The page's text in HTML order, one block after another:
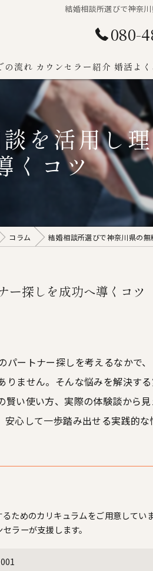
結婚相談所選びで神奈
080-
の流れ カウンセラー紹介 婚活よ
を活用し
くコツ
コラム 結婚相談所選びで神奈川県の
ー探しを成功へ導くコツ
ートナー探しを考えるなかで
ません。そんな悩みを解決す
い使い方、実際の体験談から
心して一歩踏み出せる実践的な
ためのカリキュラムをご用意してい
ラーが支援します。